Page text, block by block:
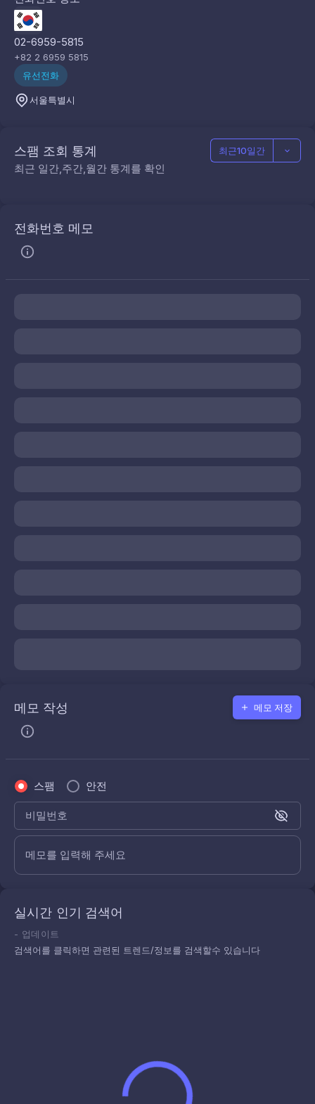
02-6959-5815
+82 2 6959 5815
유선전화
서울특별시
스팸 조회 통계
최근 일간,주간,월간 통계를 확인
최근10일간
전화번호 메모
메모 작성 메모 저장
스팸 안전
비밀번호
메모를 입력해 주세요
실시간 인기 검색어
- 업데이트
검색어를 클릭하면 관련된 트렌드/정보를 검색할수 있습니다